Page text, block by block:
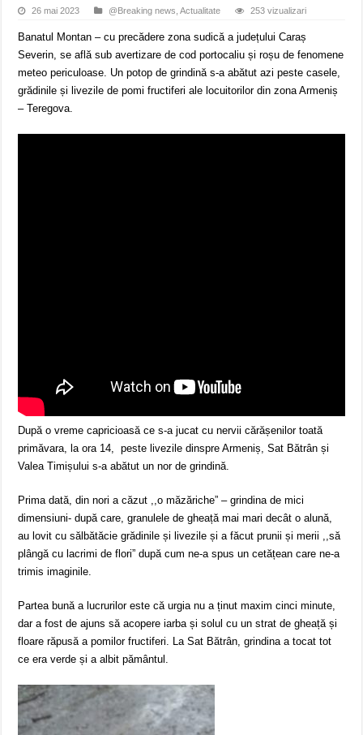
26 mai 2023 @Breaking news ,Actualitate 253 vizualizari
Banatul Montan – cu precădere zona sudică a județului Caraș
Severin, se află sub avertizare de cod portocaliu și roșu de fenomene
meteo periculoase. Un potop de grindină s-a abătut azi peste casele,
grădinile și livezile de pomi fructiferi ale locuitorilor din zona Armeniș
– Teregova.
După o vreme capricioasă ce s-a jucat cu nervii cărășenilor toată
primăvara, la ora 14, peste livezile dinspre Armeniș, Sat Bătrân și
Valea Timișului s-a abătut un nor de grindină.
Prima dată, din nori a căzut ,,o măzăriche” – grindina de mici
dimensiuni- după care, granulele de gheață mai mari decât o alună,
au lovit cu sălbătăcie grădinile și livezile și a făcut prunii și merii ,,să
plângă cu lacrimi de flori” după cum ne-a spus un cetățean care ne-a
trimis imaginile.
Partea bună a lucrurilor este că urgia nu a ținut maxim cinci minute,
dar a fost de ajuns să acopere iarba și solul cu un strat de gheață și
floare răpusă a pomilor fructiferi. La Sat Bătrân, grindina a tocat tot
ce era verde și a albit pământul.